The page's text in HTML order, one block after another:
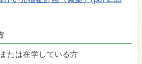
たは在学している方